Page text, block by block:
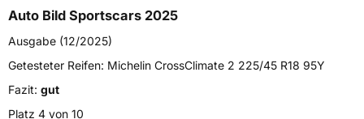
FahrzeugtypSUV
VerwendungGanzjahresreifen
ModellnameCrossClimate 2 SUV
Fahrzeugart
Auto Bild Sportscars 2025
Ausgabe (12/2025)
Getesteter Reifen: Michelin CrossClimate 2 225/45 R18 95Y
Fazit: gut
Platz 4 von 10